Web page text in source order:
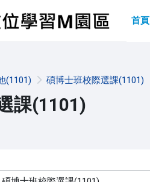
首頁
(1101) 碩博士班校際選課(1101)
課(1101)